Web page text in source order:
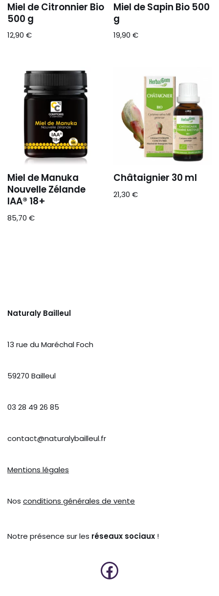
Miel de Citronnier Bio
500 g
12,90 €
Miel de Sapin Bio 500
g
19,90€
Miel de Manuka
Nouvelle Zélande
IAA® 18+
85,70 €
Châtaignier 30 ml
21,30€
Naturaly Bailleul
13 rue du Maréchal Foch
59270 Bailleul
03 28 49 26 85
contact@naturalybailleul.fr
Mentions légales
Nos conditions générales de vente
Notre présence sur les réseaux sociaux !